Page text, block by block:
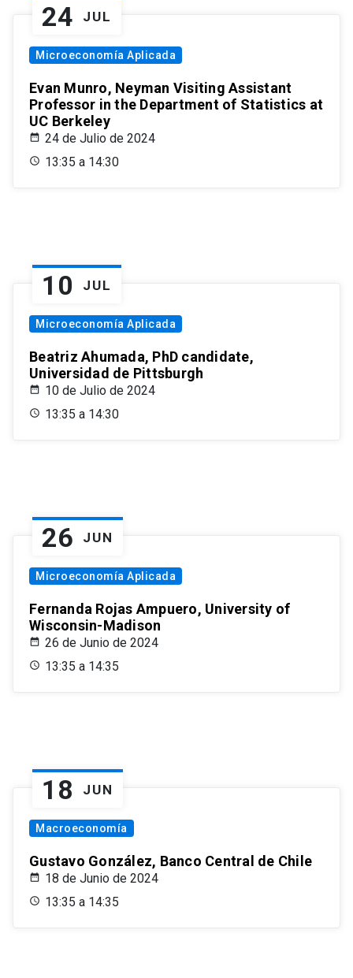
24 JUL
Microeconomía Aplicada
Evan Munro, Neyman Visiting Assistant
Professor in the Department of Statistics at
UC Berkeley
24 de Julio de 2024
13:35 a 14:30
10 JUL
Microeconomía Aplicada
Beatriz Ahumada, PhD candidate,
Universidad de Pittsburgh
10 de Julio de 2024
13:35 a 14:30
26 JUN
Microeconomía Aplicada
Fernanda Rojas Ampuero, University of
Wisconsin-Madison
26 de Junio de 2024
13:35 a 14:35
18 JUN
Macroeconomía
Gustavo González, Banco Central de Chile
18 de Junio de 2024
13:35 a 14:35